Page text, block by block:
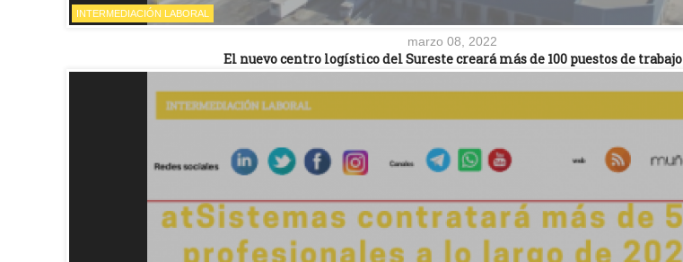
INTERMEDIACIÓN LABORAL
marzo 08, 2022
El nuevo centro logístico del Sureste creará más de 100 puestos de trabajo